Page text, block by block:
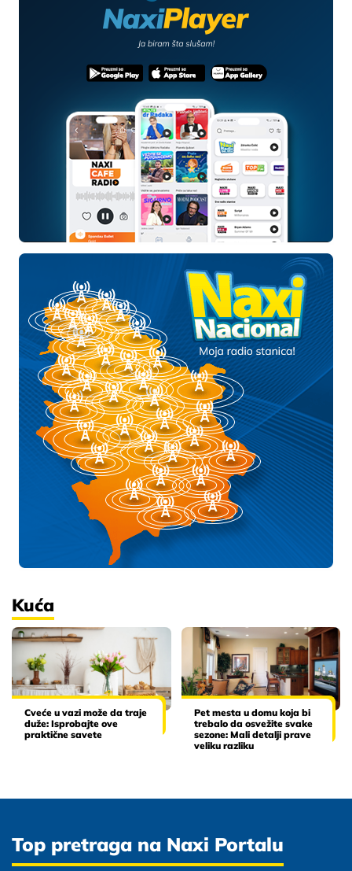
Kuća
Cveće u vazi može da traje
duže: Isprobajte ove
praktične savete
Pet mesta u domu koja bi
trebalo da osvežite svake
sezone: Mali detalji prave
veliku razliku
Top pretraga na Naxi Portalu